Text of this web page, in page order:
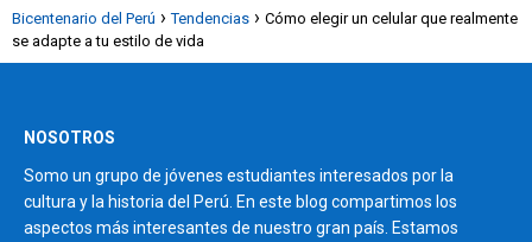
Bicentenario del Perú Tendencias
Cómo elegir un celular que realmente
se adapte a tu estilo de vida
NOSOTROS
Somo un grupo de jóvenes estudiantes interesados por la
cultura y la historia del Perú. En este blog compartimos los
aspectos más interesantes de nuestro gran país. Estamos